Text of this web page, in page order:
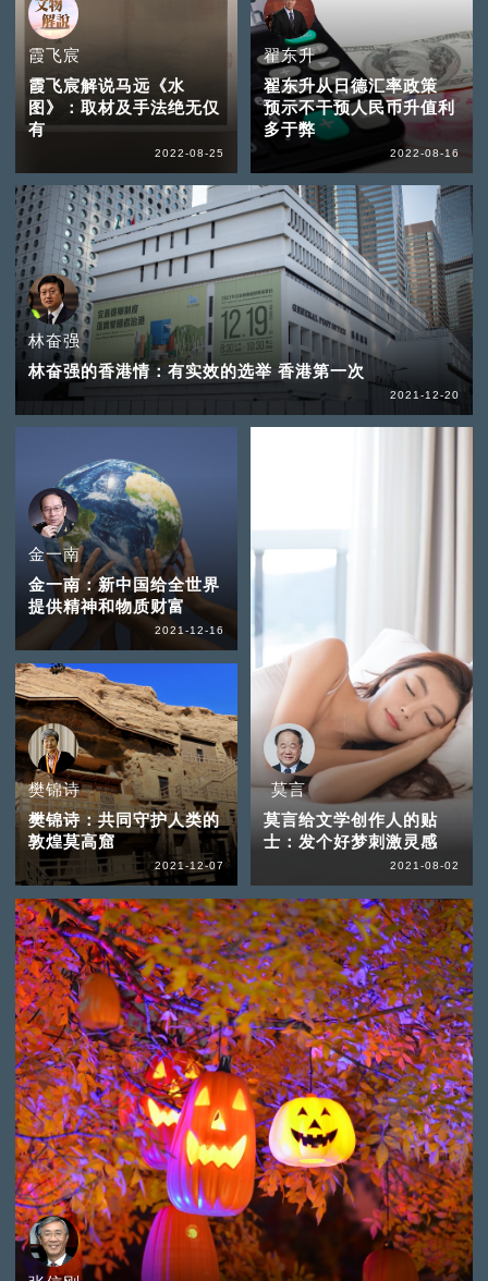
霞飞宸
霞飞宸解说马远《水
图》：取材及手法绝无仅
有
2022-08-25
翟东升
翟东升从日德汇率政策
预示不干预人民币升值利
多于弊
2022-08-16
林奋强
林奋强的香港情：有实效的选举 香港第一次
2021-12-20
金一南
金一南：新中国给全世界
提供精神和物质财富
2021-12-16
樊锦诗
樊锦诗：共同守护人类的
敦煌莫高窟
2021-12-07
莫言
莫言给文学创作人的贴
士：发个好梦刺激灵感
2021-08-02